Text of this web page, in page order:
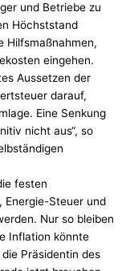
und Betriebe zu
Höchststand
Hilfsmaßnahmen,
eingehen.
Aussetzen der
darauf,
Eine Senkung
nicht aus“, so
festen
Energie-Steuer und
Nur so bleiben
Inflation könnte
Präsidentin des